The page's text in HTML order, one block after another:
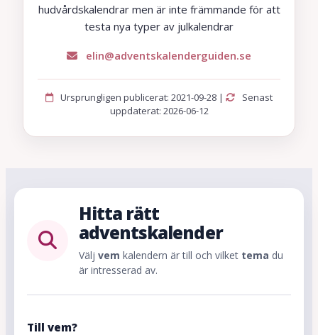
hudvårdskalendrar men är inte främmande för att
testa nya typer av julkalendrar
elin@adventskalenderguiden.se
Ursprungligen publicerat: 2021-09-28 |
Senast
uppdaterat: 2026-06-12
Hitta rätt
adventskalender
Välj vem kalendern är till och vilket tema du
är intresserad av.
Till vem?